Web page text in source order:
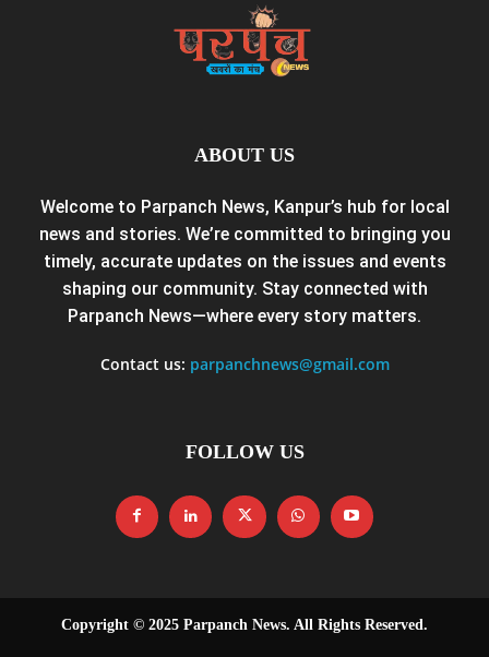
ABOUT US
Welcome to Parpanch News, Kanpur’s hub for local
news and stories. We’re committed to bringing you
timely, accurate updates on the issues and events
shaping our community. Stay connected with
Parpanch News—where every story matters.
Contact us: parpanchnews@gmail.com
FOLLOW US
Copyright © 2025 Parpanch News. All Rights Reserved.